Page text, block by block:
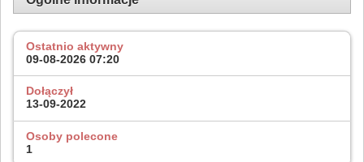
Ostatnio aktywny
09-08-2026 07:20
Dołączył
13-09-2022
Osoby polecone
1